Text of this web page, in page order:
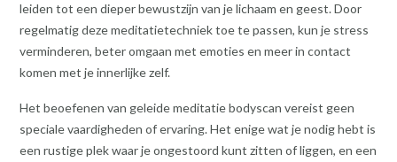
leiden tot een dieper bewustzijn van je lichaam en geest. Door
regelmatig deze meditatietechniek toe te passen, kun je stress
verminderen, beter omgaan met emoties en meer in contact
komen met je innerlijke zelf.
Het beoefenen van geleide meditatie bodyscan vereist geen
speciale vaardigheden of ervaring. Het enige wat je nodig hebt is
een rustige plek waar je ongestoord kunt zitten of liggen, en een